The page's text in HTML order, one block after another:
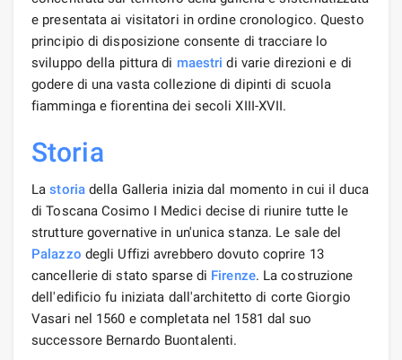
e presentata ai visitatori in ordine cronologico. Questo
principio di disposizione consente di tracciare lo
sviluppo della pittura di maestri di varie direzioni e di
godere di una vasta collezione di dipinti di scuola
fiamminga e fiorentina dei secoli XIII-XVII.
Storia
Lastoriadella Galleria inizia dal momento in cui il duca
di Toscana Cosimo I Medici decise di riunire tutte le
strutture governative in un'unica stanza. Le sale del
Palazzo degli Uffizi avrebbero dovuto coprire 13
cancellerie di stato sparse di Firenze. La costruzione
dell'edificio fu iniziata dall'architetto di corte Giorgio
Vasari nel 1560 e completata nel 1581 dal suo
successore Bernardo Buontalenti.